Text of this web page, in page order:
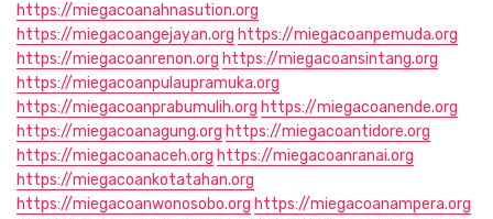
https://miegacoanahnasution.org
https://miegacoangejayan.org https://miegacoanpemuda.org
https://miegacoanrenon.org https://miegacoansintang.org
https://miegacoanpulaupramuka.org
https://miegacoanprabumulih.org https://miegacoanende.org
https://miegacoanagung.org https://miegacoantidore.org
https://miegacoanaceh.org https://miegacoanranai.org
https://miegacoankotatahan.org
https://miegacoanwonosobo.org https://miegacoanampera.org